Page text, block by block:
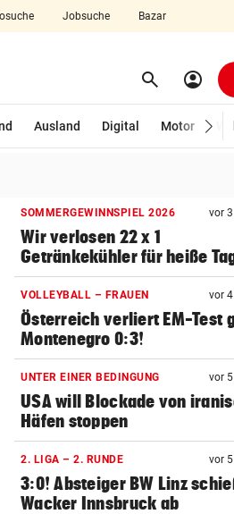
Jobsuche Bazar
search Suchen
account_circle
Ausland Digital Motor
SOMMERGEWINNSPIEL 2026 vor
Wir verlosen 22 x 1
Getränkekühler für heiße
VOLLEYBALL – FRAUEN vor
Österreich verliert EM-Test
Montenegro 0:3!
UNTER EINER BEDINGUNG vor
USA will Blockade von
Häfen stoppen
2. LIGA – 2. RUNDE vor
3:0! Absteiger BW Linz
Wacker Innsbruck ab